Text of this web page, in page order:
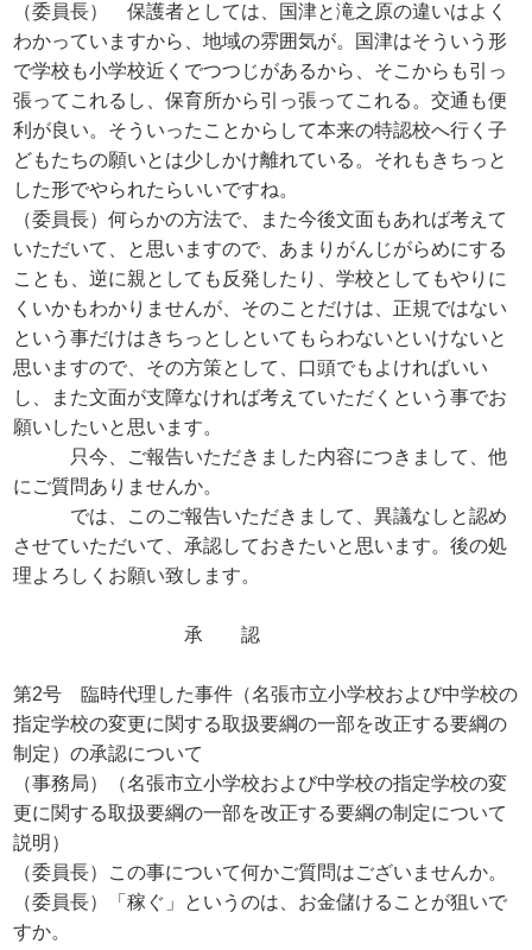
（委員長） 保護者としては、国津と滝之原の違いはよく
わかっていますから、地域の雰囲気が。国津はそういう形
で学校も小学校近くでつつじがあるから、そこからも引っ
張ってこれるし、保育所から引っ張ってこれる。交通も便
利が良い。そういったことからして本来の特認校へ行く子
どもたちの願いとは少しかけ離れている。それもきちっと
した形でやられたらいいですね。
（委員長）何らかの方法で、また今後文面もあれば考えて
いただいて、と思いますので、あまりがんじがらめにする
ことも、逆に親としても反発したり、学校としてもやりに
くいかもわかりませんが、そのことだけは、正規ではない
という事だけはきちっとしといてもらわないといけないと
思いますので、その方策として、口頭でもよければいい
し、また文面が支障なければ考えていただくという事でお
願いしたいと思います。
只今、ご報告いただきました内容につきまして、他
にご質問ありませんか。
では、このご報告いただきまして、異議なしと認め
させていただいて、承認しておきたいと思います。後の処
理よろしくお願い致します。
承 認
第2号 臨時代理した事件（名張市立小学校および中学校の
指定学校の変更に関する取扱要綱の一部を改正する要綱の
制定）の承認について
（事務局）（名張市立小学校および中学校の指定学校の変
更に関する取扱要綱の一部を改正する要綱の制定について
説明）
（委員長）この事について何かご質問はございませんか。
（委員長）「稼ぐ」というのは、お金儲けることが狙いで
すか。